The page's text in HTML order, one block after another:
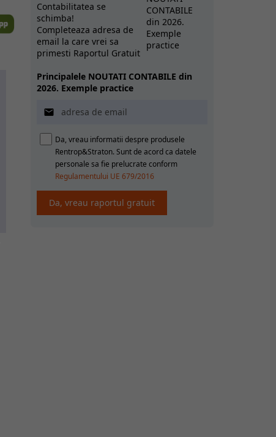
Contabilitatea se
schimba!
Completeaza adresa de
email la care vrei sa
primesti Raportul Gratuit
Principalele NOUTATI CONTABILE din
2026. Exemple practice

Da, vreau informatii despre produsele
Rentrop&Straton. Sunt de acord ca datele
personale sa fie prelucrate conform
Regulamentului UE 679/2016